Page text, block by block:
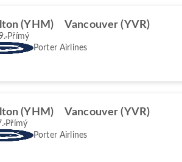
(YHM) Vancouver (YVR)
Přímý
Porter Airlines
(YHM) Vancouver (YVR)
Přímý
Porter Airlines